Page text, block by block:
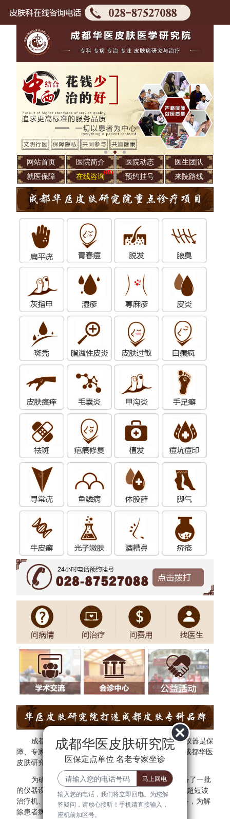
网站首页 医院简介 医院动态
医生团队
就医保障
在线咨询 预约挂号 来院路线
成都华医皮肤研究院秉承"医院环境是基础、设备仪器是保
障、专家团队是核心"的方针。为了更好的服务于民，成都华医
皮肤研究院与多家三甲医院专家建立专家会诊中心。
为确保医疗质量与安全，成都华医皮肤研究院配备了一批
的仪器设备，拥有308准分子光治疗仪、红宝石激光、超短波
治疗机、射频治疗仪、窄谱UVB治疗仪等检查诊断设备，为解
除患者病症提供可靠的保障。
成都华医皮肤研究院
医保定点单位 名老专家坐诊
输入您的电话，我们将立即回电。为您解
答疑问，请放心接听！手机请直接输入，
座机前加区号。